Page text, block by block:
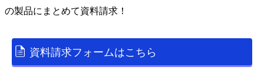
の製品にまとめて資料請求！
資料請求フォームはこちら